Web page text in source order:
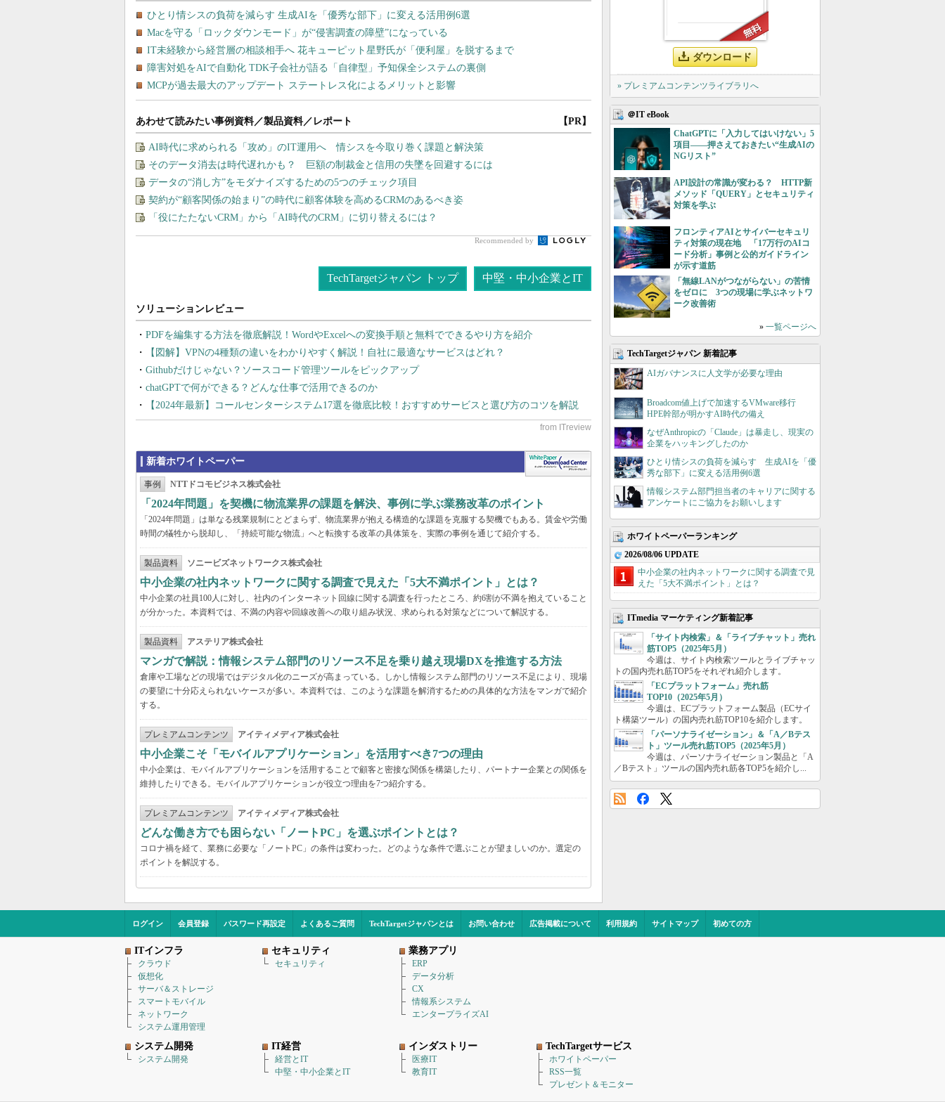
あわせて読みたい事例資料／製品資料／レポート 【PR】
AI時代に求められる「攻め」のIT運用へ 情シスを今取り巻く課題と解決策
そのデータ消去は時代遅れかも？ 巨額の制裁金と信用の失墜を回避するには
データの“消し方”をモダナイズするための5つのチェック項目
契約が“顧客関係の始まり”の時代に顧客体験を高めるCRMのあるべき姿
「役にたたないCRM」から「AI時代のCRM」に切り替えるには？
Recommended by
TechTargetジャパン トップ 中堅・中小企業とIT
PDFを編集する方法を徹底解説！WordやExcelへの変換手順と無料でできるやり方を紹介
【図解】VPNの4種類の違いをわかりやすく解説！自社に最適なサービスはどれ？
Githubだけじゃない？ソースコード管理ツールをピックアップ
chatGPTで何ができる？どんな仕事で活用できるのか
【2024年最新】コールセンターシステム17選を徹底比較！おすすめサービスと選び方のコツを解説
新着ホワイトペーパー
事例 NTTドコモビジネス株式会社
「2024年問題」を契機に物流業界の課題を解決、事例に学ぶ業務改革のポイント
「2024年問題」は単なる残業規制にとどまらず、物流業界が抱える構造的な課題を克服する契機でもある。賃金や労働
時間の犠牲から脱却し、「持続可能な物流」へと転換する改革の具体策を、実際の事例を通じて紹介する。
製品資料 ソニービズネットワークス株式会社
中小企業の社内ネットワークに関する調査で見えた「5大不満ポイント」とは？
中小企業の社員100人に対し、社内のインターネット回線に関する調査を行ったところ、約6割が不満を抱えていること
が分かった。本資料では、不満の内容や回線改善への取り組み状況、求められる対策などについて解説する。
製品資料 アステリア株式会社
マンガで解説：情報システム部門のリソース不足を乗り越え現場DXを推進する方法
倉庫や工場などの現場ではデジタル化のニーズが高まっている。しかし情報システム部門のリソース不足により、現場
の要望に十分応えられないケースが多い。本資料では、このような課題を解消するための具体的な方法をマンガで紹介
する。
プレミアムコンテンツ アイティメディア株式会社
中小企業こそ「モバイルアプリケーション」を活用すべき7つの理由
中小企業は、モバイルアプリケーションを活用することで顧客と密接な関係を構築したり、パートナー企業との関係を
維持したりできる。モバイルアプリケーションが役立つ理由を7つ紹介する。
プレミアムコンテンツ アイティメディア株式会社
どんな働き方でも困らない「ノートPC」を選ぶポイントとは？
コロナ禍を経て、業務に必要な「ノートPC」の条件は変わった。どのような条件で選ぶことが望ましいのか。選定の
ポイントを解説する。
ダウンロード
» プレミアムコンテンツライブラリへ
＠IT eBook
ChatGPTに「入力してはいけない」5
項目――押さえておきたい“生成AIの
NGリスト”
API設計の常識が変わる？ HTTP新
メソッド「QUERY」とセキュリティ
対策を学ぶ
フロンティアAIとサイバーセキュリ
ティ対策の現在地 「17万行のAIコ
ード分析」事例と公的ガイドライン
が示す道筋
「無線LANがつながらない」の苦情
をゼロに 3つの現場に学ぶネットワ
ーク改善術
» 一覧ページへ
TechTargetジャパン 新着記事
AIガバナンスに人文学が必要な理由
Broadcom値上げで加速するVMware移行
HPE幹部が明かすAI時代の備え
なぜAnthropicの「Claude」は暴走し、現実の
企業をハッキングしたのか
ひとり情シスの負荷を減らす 生成AIを「優
秀な部下」に変える活用例6選
情報システム部門担当者のキャリアに関する
アンケートにご協力をお願いします
ホワイトペーパーランキング
2026/08/06 UPDATE
中小企業の社内ネットワークに関する調査で見
えた「5大不満ポイント」とは？
ITmedia マーケティング新着記事
「サイト内検索」＆「ライブチャット」売れ
筋TOP5（2025年5月）
今週は、サイト内検索ツールとライブチャッ
トの国内売れ筋TOP5をそれぞれ紹介します。
「ECプラットフォーム」売れ筋
TOP10（2025年5月）
今週は、ECプラットフォーム製品（ECサイ
ト構築ツール）の国内売れ筋TOP10を紹介します。
「パーソナライゼーション」＆「A／Bテス
ト」ツール売れ筋TOP5（2025年5月）
今週は、パーソナライゼーション製品と「A
／Bテスト」ツールの国内売れ筋各TOP5を紹介し...
ログイン 会員登録 パスワード再設定 よくあるご質問 TechTargetジャパンとは お問い合わせ 広告掲載について 利用規約 サイトマップ 初めての方
ITインフラ
クラウド
仮想化
サーバ＆ストレージ
スマートモバイル
ネットワーク
システム運用管理
セキュリティ
セキュリティ
業務アプリ
ERP
データ分析
CX
情報系システム
エンタープライズAI
システム開発
システム開発
IT経営
経営とIT
中堅・中小企業とIT
インダストリー
医療IT
教育IT
TechTargetサービス
ホワイトペーパー
RSS一覧
プレゼント＆モニター